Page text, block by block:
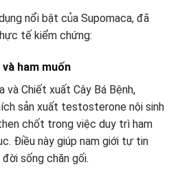
nổi bật của Supomaca, đã
tế kiểm chứng:
ham muốn
và Chiết xuất Cây Bá Bệnh,
sản xuất testosterone nội sinh
chốt trong việc duy trì ham
Điều này giúp nam giới tự tin
sống chăn gối.